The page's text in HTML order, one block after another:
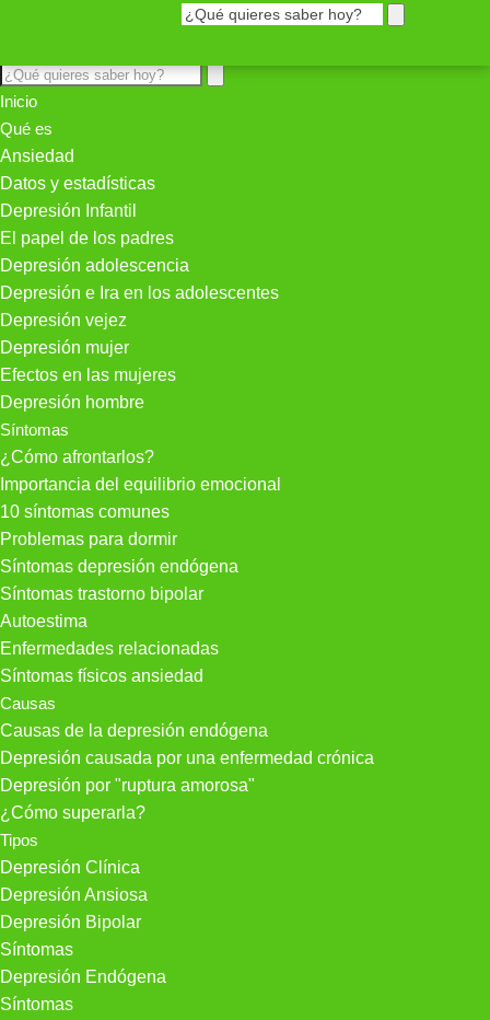
Inicio
Qué es
Ansiedad
Datos y estadísticas
Depresión Infantil
El papel de los padres
Depresión adolescencia
Depresión e Ira en los adolescentes
Depresión vejez
Depresión mujer
Efectos en las mujeres
Depresión hombre
Síntomas
¿Cómo afrontarlos?
Importancia del equilibrio emocional
10 síntomas comunes
Problemas para dormir
Síntomas depresión endógena
Síntomas trastorno bipolar
Autoestima
Enfermedades relacionadas
Síntomas físicos ansiedad
Causas
Causas de la depresión endógena
Depresión causada por una enfermedad crónica
Depresión por "ruptura amorosa"
¿Cómo superarla?
Tipos
Depresión Clínica
Depresión Ansiosa
Depresión Bipolar
Síntomas
Depresión Endógena
Síntomas